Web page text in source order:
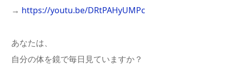
→ https://youtu.be/DRtPAHyUMPc
あなたは、
自分の体を鏡で毎日見ていますか？